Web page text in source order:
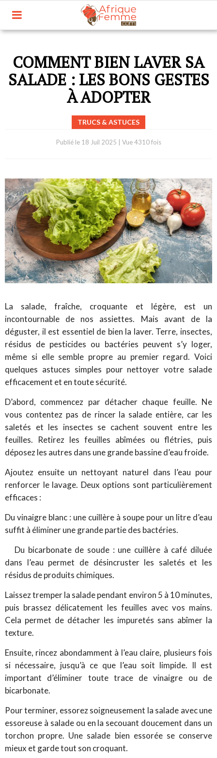
COMMENT BIEN LAVER SA
SALADE : LES BONS GESTES
À ADOPTER
TRUCS & ASTUCES
Publié le 18 Juil 2025 Vue 4310 fois
La salade, fraîche, croquante et légère, est un
incontournable de nos assiettes. Mais avant de la
déguster, il est essentiel de bien la laver. Terre, insectes,
résidus de pesticides ou bactéries peuvent s’y loger,
même si elle semble propre au premier regard. Voici
quelques astuces simples pour nettoyer votre salade
efficacement et en toute sécurité.
D’abord, commencez par détacher chaque feuille. Ne
vous contentez pas de rincer la salade entière, car les
saletés et les insectes se cachent souvent entre les
feuilles. Retirez les feuilles abîmées ou flétries, puis
déposez les autres dans une grande bassine d’eau froide.
Ajoutez ensuite un nettoyant naturel dans l’eau pour
renforcer le lavage. Deux options sont particulièrement
efficaces :
Du vinaigre blanc : une cuillère à soupe pour un litre d’eau
suffit à éliminer une grande partie des bactéries.
Du bicarbonate de soude : une cuillère à café diluée
dans l’eau permet de désincruster les saletés et les
résidus de produits chimiques.
Laissez tremper la salade pendant environ 5 à 10 minutes,
puis brassez délicatement les feuilles avec vos mains.
Cela permet de détacher les impuretés sans abîmer la
texture.
Ensuite, rincez abondamment à l’eau claire, plusieurs fois
si nécessaire, jusqu’à ce que l’eau soit limpide. Il est
important d’éliminer toute trace de vinaigre ou de
bicarbonate.
Pour terminer, essorez soigneusement la salade avec une
essoreuse à salade ou en la secouant doucement dans un
torchon propre. Une salade bien essorée se conserve
mieux et garde tout son croquant.